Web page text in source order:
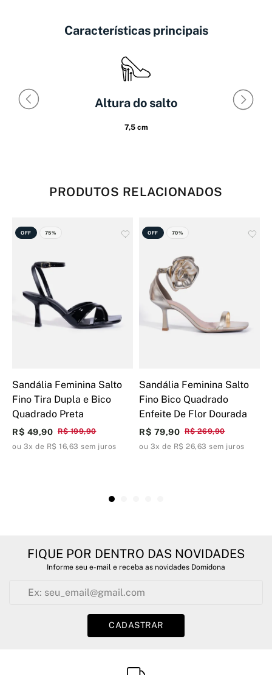
Características principais
Altura do salto
7,5 cm
PRODUTOS RELACIONADOS
OFF 75%
Sandália Feminina Salto
Fino Tira Dupla e Bico
Quadrado Preta
R$ 199,90
R$ 49,90
ou 3x de R$ 16,63 sem juros
OFF 70%
Sandália Feminina Salto
Fino Bico Quadrado
Enfeite De Flor Dourada
R$ 269,90
R$ 79,90
ou 3x de R$ 26,63 sem juros
FIQUE POR DENTRO DAS NOVIDADES
Informe seu e-mail e receba as novidades Domidona
CADASTRAR